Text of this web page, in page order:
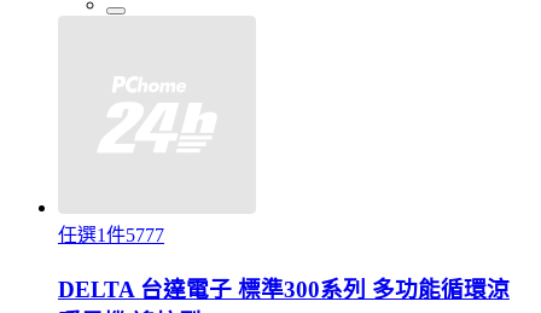
任選1件5777
DELTA 台達電子 標準300系列 多功能循環涼